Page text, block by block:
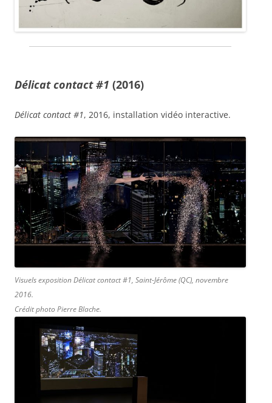
Délicat contact #1 (2016)
Délicat contact #1, 2016, installation vidéo interactive.
Visuels expositionDélicat contact #1, Saint-Jérôme (QC), novembre
2016.
Crédit photo Pierre Blache.